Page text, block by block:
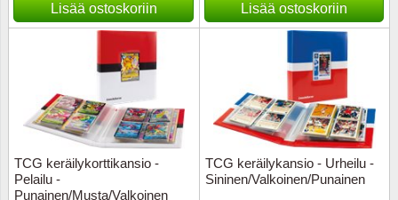
Lisää ostoskoriin Lisää ostoskoriin
TCG keräilykorttikansio -
Pelailu -
Punainen/Musta/Valkoinen
TCG keräilykansio - Urheilu -
Sininen/Valkoinen/Punainen
Partio
Etelä-
Hollanti
Irlanti